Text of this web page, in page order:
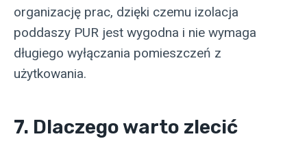
organizację prac, dzięki czemu izolacja
poddaszy PUR jest wygodna i nie wymaga
długiego wyłączania pomieszczeń z
użytkowania.
7. Dlaczego warto zlecić